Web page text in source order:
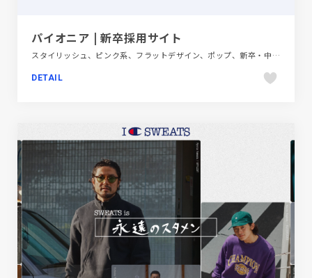
パイオニア | 新卒採用サイト
スタイリッシュ、ピンク系、フラットデザイン、ポップ、新卒・中途採用サイト、自動車・乗り物・交通
DETAIL